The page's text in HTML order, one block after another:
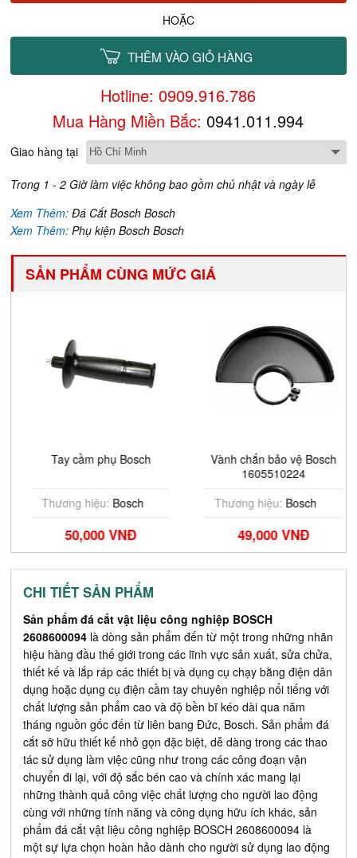
HOẶC
THÊM VÀO GIỎ HÀNG
Hotline: 0909.916.786
Mua Hàng Miền Bắc: 0941.011.994
Giao hàng tại
Trong 1 - 2 Giờ làm việc không bao gồm chủ nhật và ngày lễ
Xem Thêm:Đá Cắt Bosch Bosch
Xem Thêm:Phụ kiện Bosch Bosch
SẢN PHẨM CÙNG MỨC GIÁ
Tay cầm phụ Bosch
Thương hiệu:Bosch
50,000 VNĐ
Vành chắn bảo vệ Bosch
1605510224
Thương hiệu:Bosch
49,000 VNĐ
CHI TIẾT SẢN PHẨM
Sản phẩm đá cắt vật liệu công nghiệp BOSCH
2608600094 là dòng sản phẩmđến từ một trong những nhãn
hiệu hàng đầu thế giới trong các lĩnh vực sản xuất, sửa chửa,
thiết kế và lắp ráp các thiết bị và dụng cụ chạy bằng điện dân
dụng hoặc dụng cụ điện cầm tay chuyên nghiệp nổi tiếng với
chất lượng sản phẩm cao và độ bền bĩ kéo dài qua năm
tháng nguồn gốc đến từ liên bang Đức, Bosch. Sản phẩm đá
cắt sỡ hữu thiết kế nhỏ gọn đặc biệt, dễ dàng trong các thao
tác sử dụng làm việc cũng như trong các công đoạn vận
chuyển đi lại, với độ sắc bén cao và chính xác mang lại
những thành quả công việc chất lượng cho người lao động
cùng với những tính năng và công dụng hữu ích khác, sản
phẩm đá cắt vật liệu công nghiệp BOSCH 2608600094 là
một sự lựa chọn hoàn hảo dành cho người sử dụng lao động